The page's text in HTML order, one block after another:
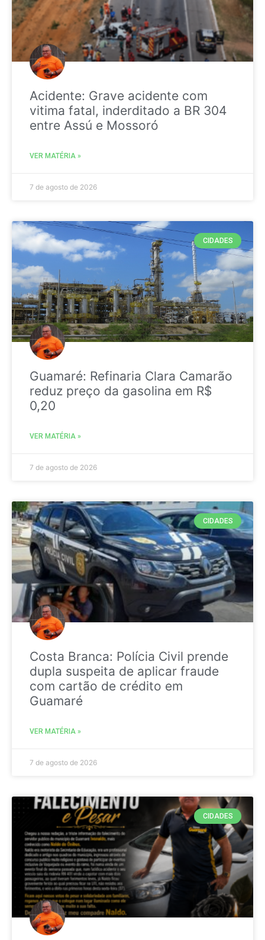
Acidente: Grave acidente com
vitima fatal, inderditado a BR 304
entre Assú e Mossoró
VER MATÉRIA »
7 de agosto de 2026
CIDADES
Guamaré: Refinaria Clara Camarão
reduz preço da gasolina em R$
0,20
VER MATÉRIA »
7 de agosto de 2026
CIDADES
Costa Branca: Polícia Civil prende
dupla suspeita de aplicar fraude
com cartão de crédito em
Guamaré
VER MATÉRIA »
7 de agosto de 2026
CIDADES